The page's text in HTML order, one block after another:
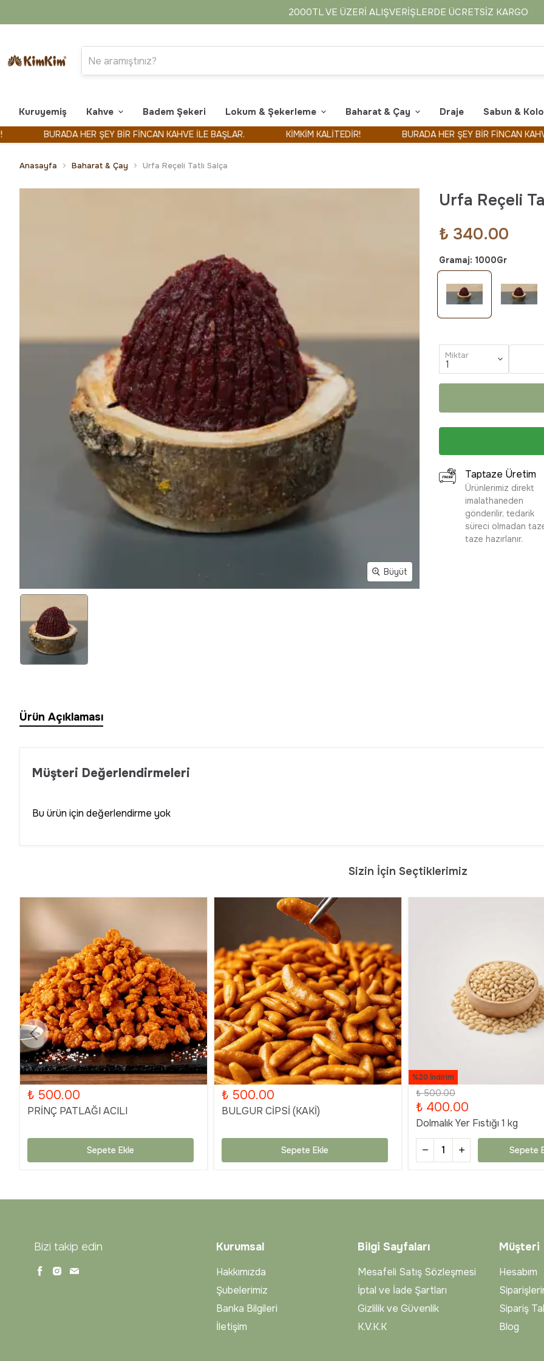
2000TL VE ÜZERI ALIŞVERIŞLERDE ÜCRETSIZ KARGO
Kuruyemiş Kahve Badem Şekeri Lokum & Şekerleme Baharat & Çay Draje Sabun &
BURADA HER ŞEY BİR FİNCAN KAHVE İLE BAŞLAR. KİMKİM KALİTEDİR! BURADA HER ŞEY BİR FİNCAN KAHVE İLE
Anasayfa Baharat & Çay Urfa Reçeli Tatlı Salça
Büyüt
Urfa Reçeli
₺ 340.00
Gramaj: 1000Gr
Miktar
Taptaze Üretim
Ürünlerimiz direkt
imalathaneden
gönderilir, tedarik
süreci olmadan
taze hazırlanır.
Ürün Açıklaması
Müşteri Değerlendirmeleri
Bu ürün için değerlendirme yok
Sizin İçin Seçtiklerimiz
₺ 500.00
PRİNÇ PATLAĞI ACILI
Sepete Ekle
₺ 500.00
BULGUR CİPSİ (KAKİ)
Sepete Ekle
%20 İndirim
₺ 500.00
₺ 400.00
Dolmalık Yer Fıstığı 1 kg
Sepete
Bizi takip edin Kurumsal
Hakkımızda
Şubelerimiz
Banka Bilgileri
İletişim
Bilgi Sayfaları
Mesafeli Satış Sözleşmesi
İptal ve İade Şartları
Gizlilik ve Güvenlik
K.V.K.K
Müşteri
Hesabım
Sipariş
Blog